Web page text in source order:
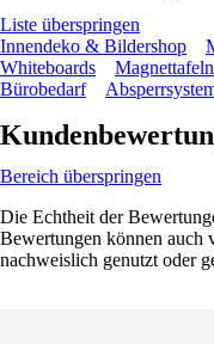
Liste überspringen
Innendeko & Bildershop
Whiteboards
Magnettafeln
Bürobedarf
Bereich überspringen
Die Echtheit der
Bewertungen können auch
nachweislich genutzt oder